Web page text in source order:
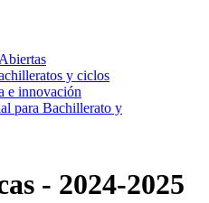
y ciclos
e innovación
para Bachillerato y
- 2024-2025